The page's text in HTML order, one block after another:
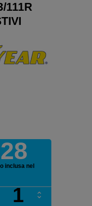
111R
inclusa nel
GOODYEAR
EFFICIENTGRIP